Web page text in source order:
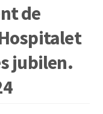
de
jubilen.